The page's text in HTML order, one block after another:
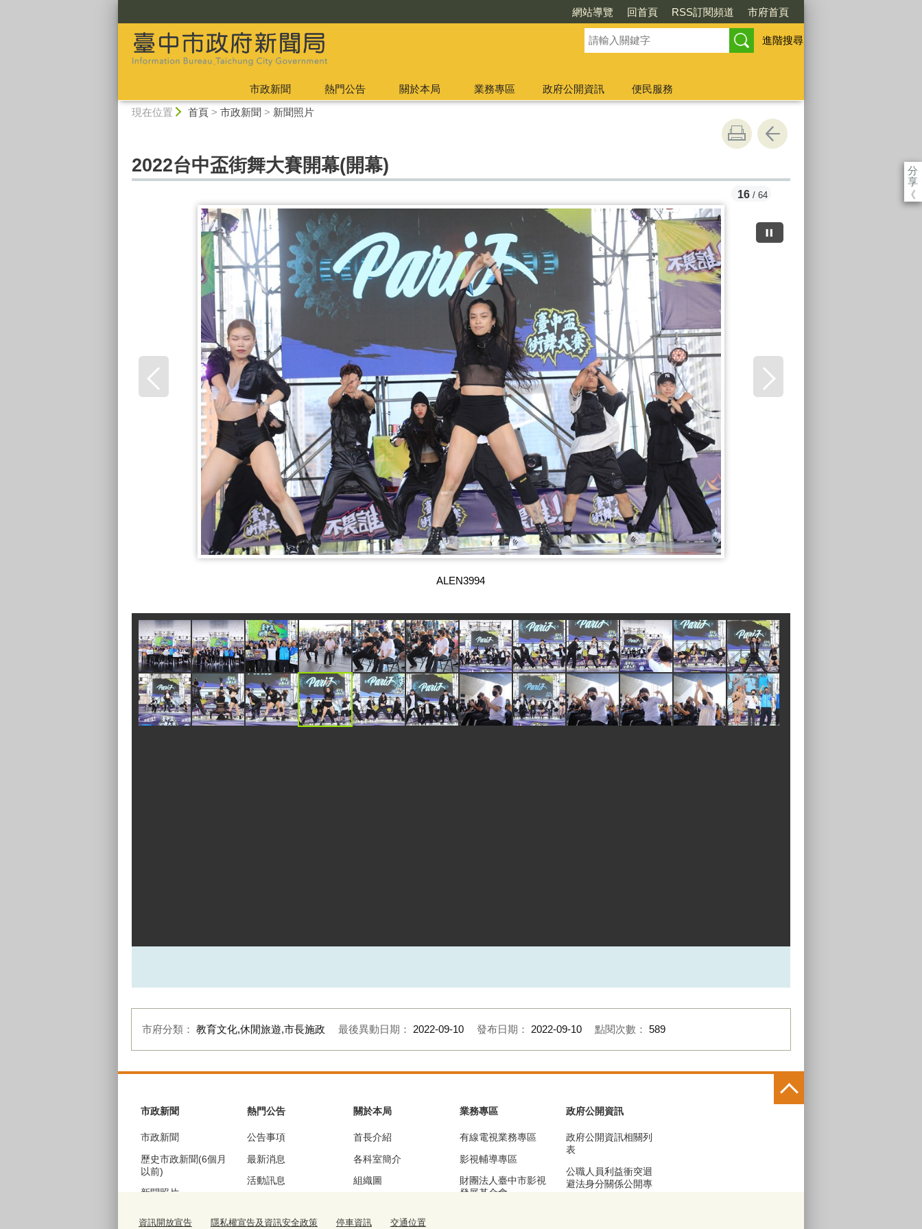
網站導覽 回首頁 RSS訂閱頻道 市府首頁
進階搜尋
市政新聞 熱門公告 關於本局 業務專區 政府公開資訊
便民服務
現在位置 首頁> 市政新聞 > 新聞照片
分
享
《
2022台中盃街舞大賽開幕(開幕)
ALEN4001
17 / 64
市府分類： 教育文化,休閒旅遊,市長施政 最後異動日期： 2022-09-10 發布日期： 2022-09-10 點閱次數： 589
市政新聞
市政新聞
歷史市政新聞(6個月
以前)
新聞照片
以前)
熱門公告
公告事項
最新消息
活動訊息
公聽會訊息
關於本局
首長介紹
各科室簡介
組織圖
交通位置
業務專區
有線電視業務專區
影視輔導專區
財團法人臺中市影視
發展基金會
政府公開資訊
政府公開資訊相關列
表
公職人員利益衝突迴
避法身分關係公開專
資訊開放宣告 隱私權宣告及資訊安全政策 停車資訊 交通位置